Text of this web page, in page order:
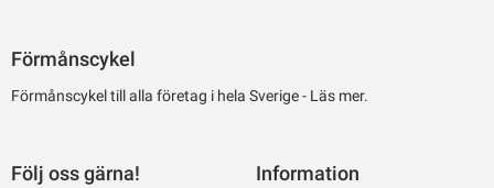
Förmånscykel
Förmånscykel till alla företag i hela Sverige - Läs mer.
Följ oss gärna! Information